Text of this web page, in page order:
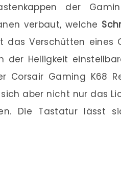
der
verbaut, welche
das Verschütten
der Helligkeit
Corsair Gaming K68
aber nicht nur das
Die Tastatur lässt